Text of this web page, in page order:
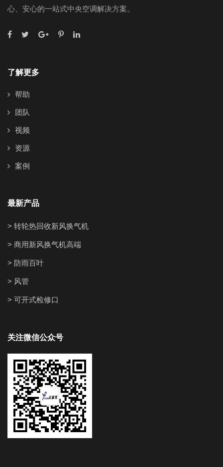
心、安心的一站式中央空调解决方案。
了解更多
帮助
团队
视频
资源
案例
最新产品
> 转轮热回收新风换气机
> 商用新风换气机高端
> 防雨百叶
> 风管
> 可开式检修口
关注微信公众号